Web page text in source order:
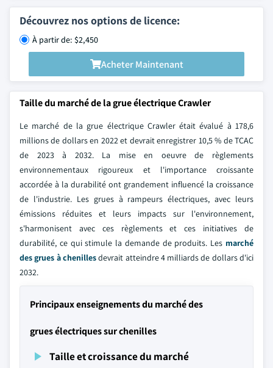
Découvrez nos options de licence:
À partir de: $2,450
Acheter Maintenant
Taille du marché de la grue électrique Crawler
Le marché de la grue électrique Crawler était évalué à 178,6
millions de dollars en 2022 et devrait enregistrer 10,5 % de TCAC
de 2023 à 2032. La mise en oeuvre de règlements
environnementaux rigoureux et l'importance croissante
accordée à la durabilité ont grandement influencé la croissance
de l'industrie. Les grues à rampeurs électriques, avec leurs
émissions réduites et leurs impacts sur l'environnement,
s'harmonisent avec ces règlements et ces initiatives de
durabilité, ce qui stimule la demande de produits. Les marché
des grues à chenillesdevrait atteindre 4 milliards de dollars d'ici
2032.
Principaux enseignements du marché des
grues électriques sur chenilles
Taille et croissance du marché